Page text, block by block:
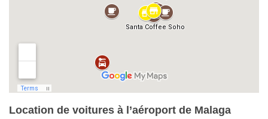
Location de voitures à l’aéroport de Malaga